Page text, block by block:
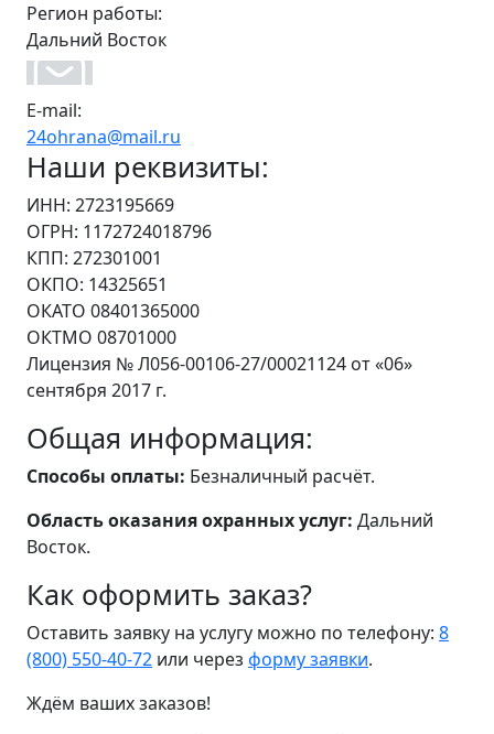
Регион работы:
Дальний Восток
E-mail:
24ohrana@mail.ru
Наши реквизиты:
ИНН: 2723195669
ОГРН: 1172724018796
КПП: 272301001
ОКПО: 14325651
ОКАТО 08401365000
ОКТМО 08701000
Лицензия № Л056-00106-27/00021124 от «06»
сентября 2017 г.
Общая информация:
Способы оплаты: Безналичный расчёт.
Область оказания охранных услуг: Дальний
Восток.
Как оформить заказ?
Оставить заявку на услугу можно по телефону: 8
(800) 550-40-72 или через форму заявки.
Ждём ваших заказов!